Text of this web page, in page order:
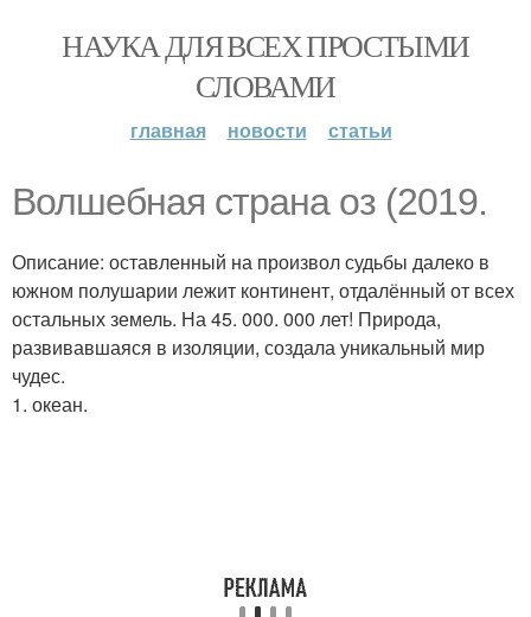
НАУКА ДЛЯ ВСЕХ ПРОСТЫМИ
СЛОВАМИ
главная новости статьи
Волшебная страна оз (2019.
Описание: оставленный на произвол судьбы далеко в
южном полушарии лежит континент, отдалённый от всех
остальных земель. На 45. 000. 000 лет! Природа,
развивавшаяся в изоляции, создала уникальный мир
чудес.
1. океан.